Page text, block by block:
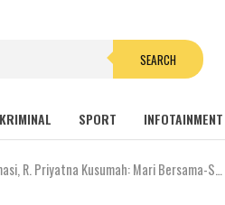
SEARCH
KRIMINAL SPORT INFOTAINMENT
Sama Bangun Purwakarta dengan Spirit Kadin Istimewa